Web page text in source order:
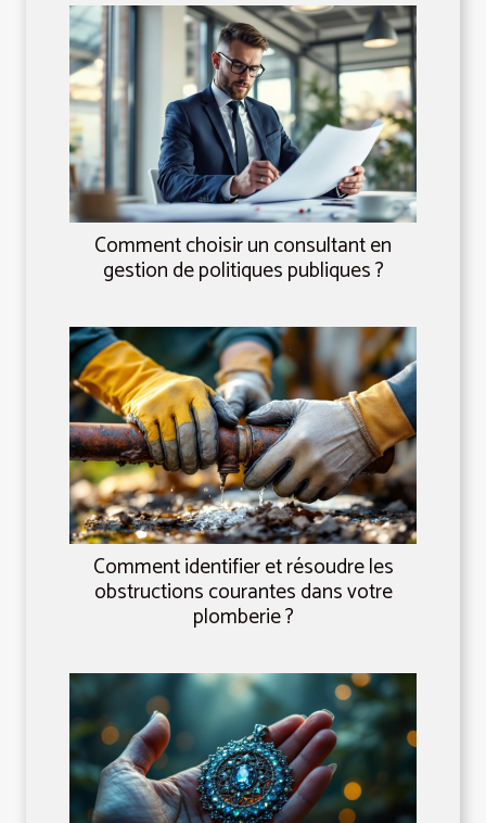
Comment choisir un consultant en
gestion de politiques publiques ?
Comment identifier et résoudre les
obstructions courantes dans votre
plomberie ?